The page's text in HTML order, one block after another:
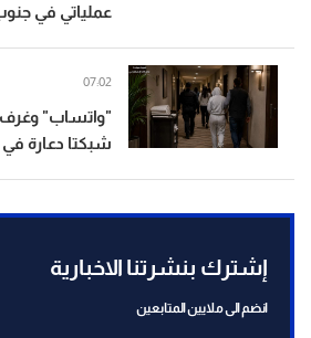
عملياتي في
"واتساب"
شبكتا دعارة
07:02
إشترك بنشرتنا الاخبارية
انضم الى ملايين المتابعين